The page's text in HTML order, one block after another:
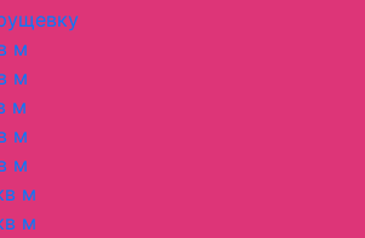
м
м
м
м
м
м
м